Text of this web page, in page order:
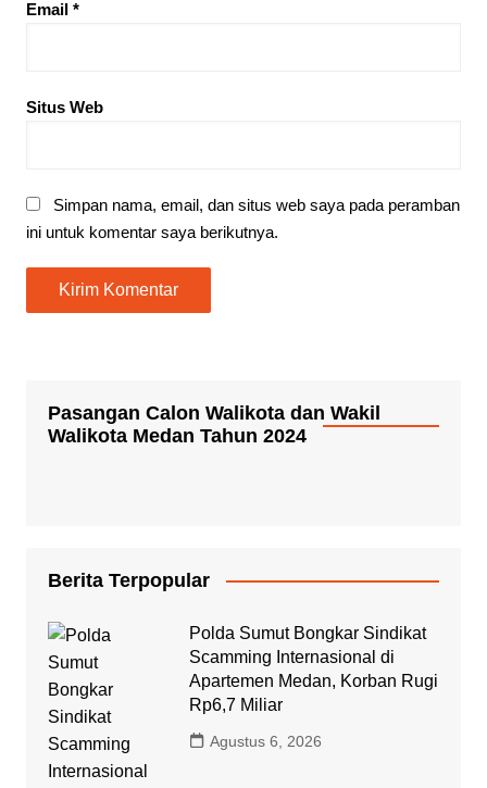
Email *
Situs Web
Simpan nama, email, dan situs web saya pada peramban
ini untuk komentar saya berikutnya.
Pasangan Calon Walikota dan Wakil
Walikota Medan Tahun 2024
Berita Terpopular
Polda Sumut Bongkar Sindikat
Scamming Internasional di
Apartemen Medan, Korban Rugi
Rp6,7 Miliar
Agustus 6, 2026